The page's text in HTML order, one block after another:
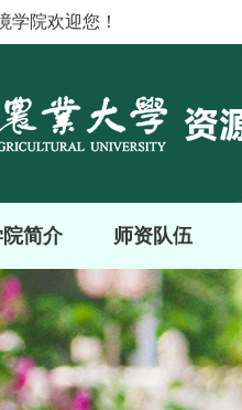
学院欢迎您！
简介 师资队伍